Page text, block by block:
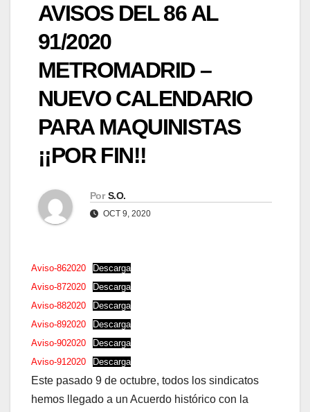
AVISOS DEL 86 AL
91/2020
METROMADRID –
NUEVO CALENDARIO
PARA MAQUINISTAS
¡¡POR FIN!!
Por S.O.
OCT 9, 2020
Aviso-862020
Descarga
Aviso-872020
Descarga
Aviso-882020
Descarga
Aviso-892020
Descarga
Aviso-902020
Descarga
Aviso-912020
Descarga
Este pasado 9 de octubre, todos los sindicatos
hemos llegado a un Acuerdo histórico con la